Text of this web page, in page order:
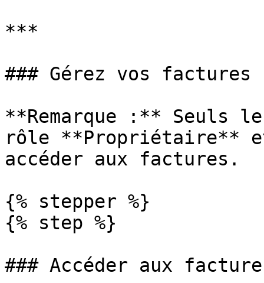
***
### Gérez vos factures
**Remarque :** Seuls
rôle **Propriétaire**
accéder aux factures.
{% stepper %}
{% step %}
### Accéder aux